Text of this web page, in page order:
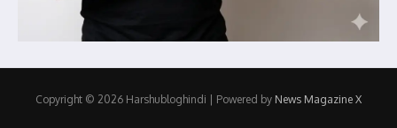
Copyright © 2026 Harshubloghindi | Powered by News Magazine X